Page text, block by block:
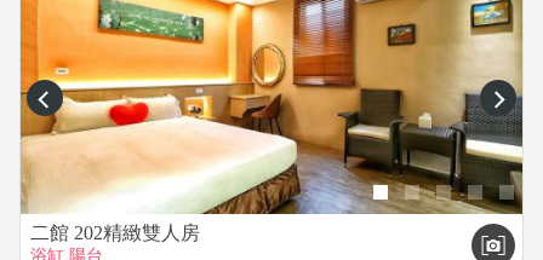
prev next
二館 202精緻雙人房
浴缸 陽台